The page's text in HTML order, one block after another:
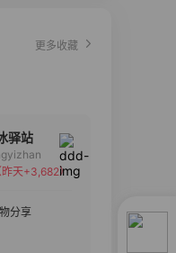
更多收藏
驿站
昨天+3,682）
分享